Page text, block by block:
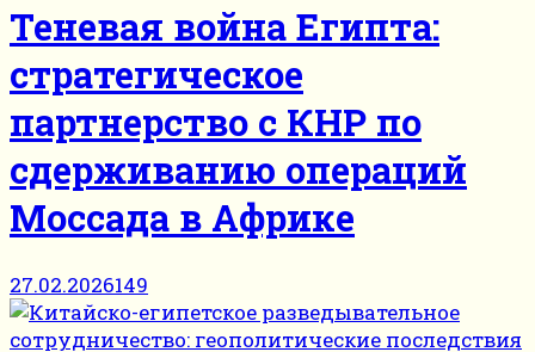
Теневая война Египта:
стратегическое
партнерство с КНР по
сдерживанию операций
Моссада в Африке
27.02.2026149